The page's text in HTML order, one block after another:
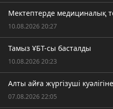
Мектептерде медициналық
10.08.2026 20:27
Тамыз ҰБТ-сы басталды
10.08.2026 20:23
Алты айға жүргізуші
07.08.2026 22:05